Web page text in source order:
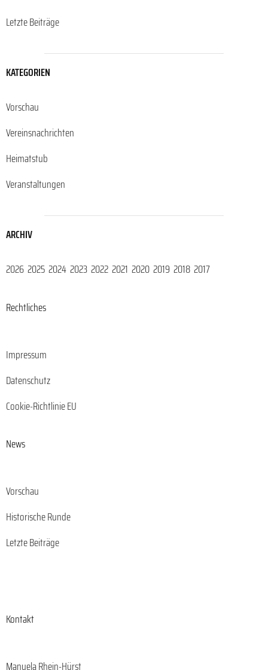
Letzte Beiträge
KATEGORIEN
Vorschau
Vereinsnachrichten
Heimatstub
Veranstaltungen
ARCHIV
2026 2025 2024 2023 2022 2021 2020 2019 2018 2017
Rechtliches
Impressum
Datenschutz
Cookie-Richtlinie EU
News
Vorschau
Historische Runde
Letzte Beiträge
Kontakt
Manuela Rhein-Hürst